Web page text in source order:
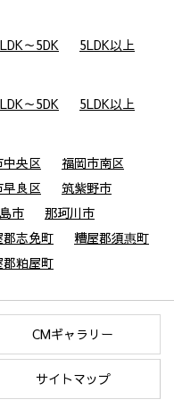
～5DK
5LDK以上
～5DK
5LDK以上
央区
福岡市南区
良区
筑紫野市
市
那珂川市
郡志免町
糟屋郡須惠町
郡粕屋町
CMギャラリー
サイトマップ